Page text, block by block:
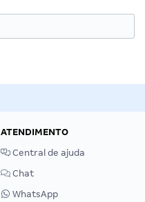
ATENDIMENTO
Central de ajuda
Chat
WhatsApp